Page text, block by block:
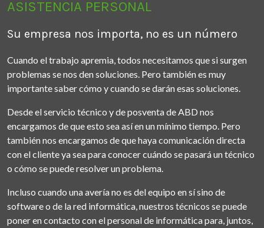
ASISTENCIA PERSONAL
Su empresa nos importa, no es un número
Cuando el trabajo apremia, todos necesitamos que si surgen
problemas se nos den soluciones. Pero también es muy
importante saber cómo y cuando se darán esas soluciones.
Desde el servicio técnico y de posventa de ABD nos
encargamos de que esto sea así en un mínimo tiempo. Pero
también nos encargamos de que haya comunicación directa
con el cliente ya sea para conocer cuándo se pasará un técnico
o cómo se puede resolver un problema.
Incluso cuando una avería no es del equipo en sí sino de
software o de la red informática, nuestros técnicos se puede
poner en contacto con el personal de informática para, juntos,